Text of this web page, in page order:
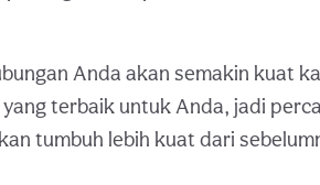
Anda akan semakin kuat
terbaik untuk Anda, jadi
tumbuh lebih kuat dari